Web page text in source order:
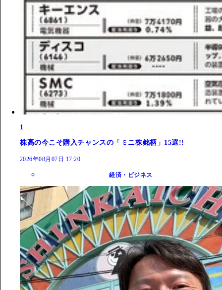
1
株高の今こそ購入チャンスの「ミニ株銘柄」15選!!
2026年08月07日 17:20
経済・ビジネス